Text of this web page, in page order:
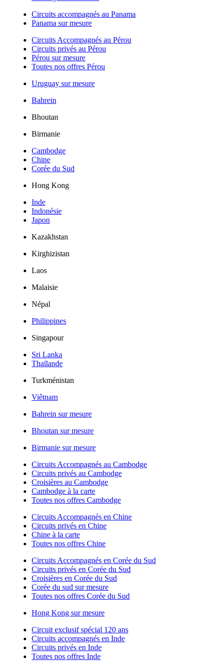
Circuits accompagnés au Panama
Panama sur mesure
Circuits Accompagnés au Pérou
Circuits privés au Pérou
Pérou sur mesure
Toutes nos offres Pérou
Uruguay sur mesure
Bahrein
Bhoutan
Birmanie
Cambodge
Chine
Corée du Sud
Hong Kong
Inde
Indonésie
Japon
Kazakhstan
Kirghizistan
Laos
Malaisie
Népal
Philippines
Singapour
Sri Lanka
Thaïlande
Turkménistan
Viêtnam
Bahrein sur mesure
Bhoutan sur mesure
Birmanie sur mesure
Circuits Accompagnés au Cambodge
Circuits privés au Cambodge
Croisières au Cambodge
Cambodge à la carte
Toutes nos offres Cambodge
Circuits Accompagnés en Chine
Circuits privés en Chine
Chine à la carte
Toutes nos offres Chine
Circuits Accompagnés en Corée du Sud
Circuits privés en Corée du Sud
Croisières en Corée du Sud
Corée du sud sur mesure
Toutes nos offres Corée du Sud
Hong Kong sur mesure
Circuit exclusif spécial 120 ans
Circuits accompagnés en Inde
Circuits privés en Inde
Toutes nos offres Inde